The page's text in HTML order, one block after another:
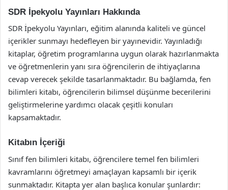
SDR İpekyolu Yayınları Hakkında
SDR İpekyolu Yayınları, eğitim alanında kaliteli ve güncel
içerikler sunmayı hedefleyen bir yayınevidir. Yayınladığı
kitaplar, öğretim programlarına uygun olarak hazırlanmakta
ve öğretmenlerin yanı sıra öğrencilerin de ihtiyaçlarına
cevap verecek şekilde tasarlanmaktadır. Bu bağlamda, fen
bilimleri kitabı, öğrencilerin bilimsel düşünme becerilerini
geliştirmelerine yardımcı olacak çeşitli konuları
kapsamaktadır.
Kitabın İçeriği
Sınıf fen bilimleri kitabı, öğrencilere temel fen bilimleri
kavramlarını öğretmeyi amaçlayan kapsamlı bir içerik
sunmaktadır. Kitapta yer alan başlıca konular şunlardır: